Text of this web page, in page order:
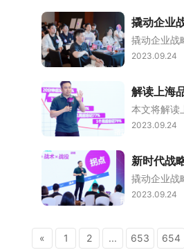
2023.09.24
2023.09.24
2023.09.24
« 1 2 ... 653 654